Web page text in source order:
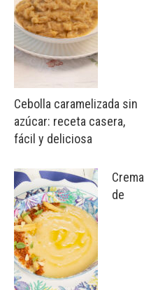
Cebolla caramelizada sin
azúcar: receta casera,
fácil y deliciosa
Crema
de